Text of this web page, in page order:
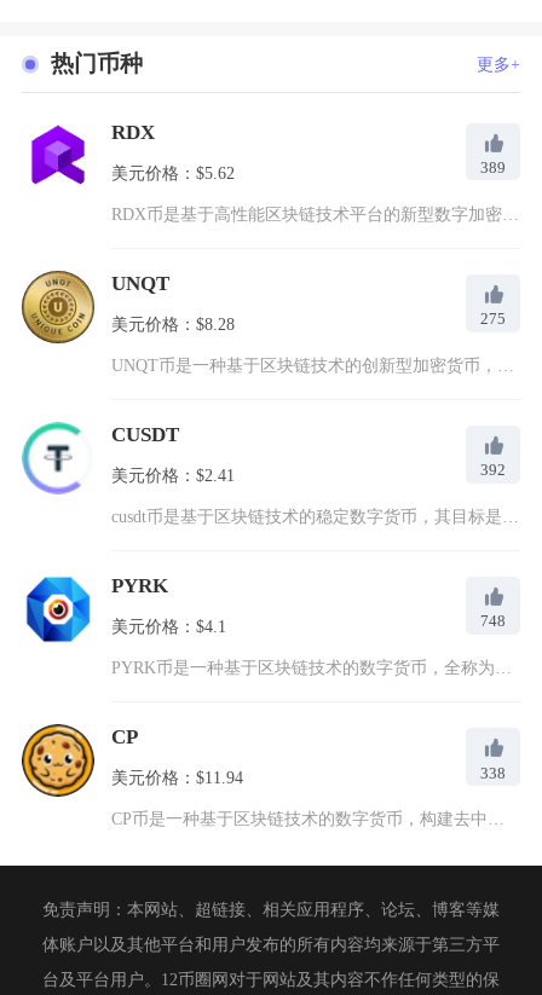
热门币种 更多+
RDX
美元价格：$5.62 389
RDX币是基于高性能区块链技术平台的新型数字加密货币，为用户...
UNQT
美元价格：$8.28 275
CUSDT
美元价格：$2.41 392
PYRK
美元价格：$4.1 748
CP
美元价格：$11.94 338
免责声明：本网站、超链接、相关应用程序、论坛、博客等媒
体账户以及其他平台和用户发布的所有内容均来源于第三方平
台及平台用户。12币圈网对于网站及其内容不作任何类型的保